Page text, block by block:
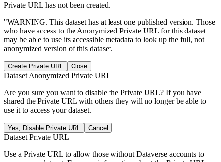
Private URL has not been created.
"WARNING. This dataset has at least one published version. Those
who have access to the Anonymized Private URL for this dataset
may be able to use its accessible metadata to look up the full, not
anonymized version of this dataset.
Create Private URL Close
Dataset Anonymized Private URL
Are you sure you want to disable the Private URL? If you have
shared the Private URL with others they will no longer be able to
use it to access your dataset.
Yes, Disable Private URL Cancel
Dataset Private URL
Use a Private URL to allow those without Dataverse accounts to